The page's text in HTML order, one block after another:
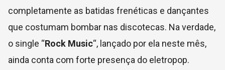
completamente as batidas frenéticas e dançantes
que costumam bombar nas discotecas. Na verdade,
o single “Rock Music“, lançado por ela neste mês,
ainda conta com forte presença do eletropop.